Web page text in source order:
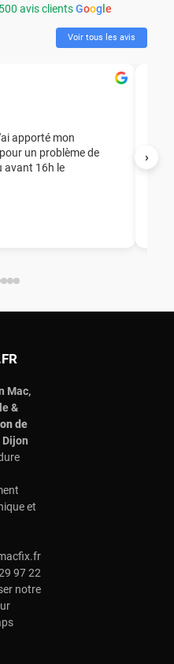
›
avis clientsGoog e
Voir tous les avis
apporté mon
un problème de
avant 16h le
Mac,
&
de
Dijon
et
97 22
notre